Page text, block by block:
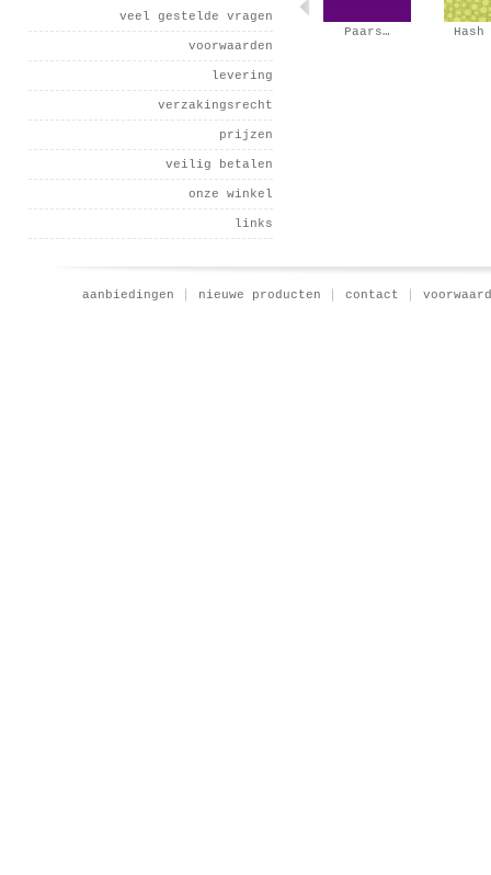
veel gestelde vragen
voorwaarden
levering
verzakingsrecht
prijzen
veilig betalen
onze winkel
links
Oranje… Effen tricot… Paars…
aanbiedingen nieuwe producten contact